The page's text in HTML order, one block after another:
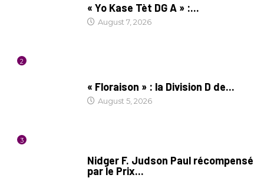
« Yo Kase Tèt DG A » :...
August 7, 2026
2
« Floraison » : la Division D de...
August 5, 2026
3
Nidger F. Judson Paul récompensé
par le Prix...